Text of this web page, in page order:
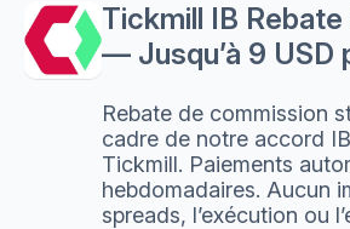
Tickmill IB
— Jusqu’à 9 USD
Rebate de commission
cadre de notre accord
Tickmill. Paiements
hebdomadaires. Aucun
spreads, l’exécution ou